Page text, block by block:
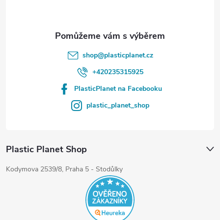
shop@plasticplanet.cz
+420235315925
PlasticPlanet na Facebooku
plastic_planet_shop
Plastic Planet Shop
Kodymova 2539/8, Praha 5 - Stodůlky